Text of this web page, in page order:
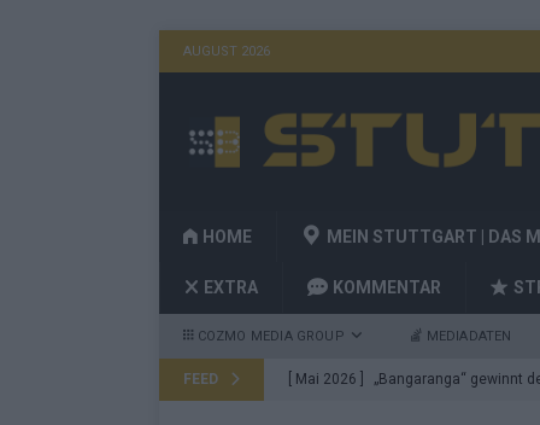
AUGUST 2026
HOME MEIN STUTTGART | DAS
EXTRA KOMMENTAR
COZMO MEDIA GROUP MEDIADATEN
FEED [ Mai 2026 ] „Bangaranga“ gewinnt